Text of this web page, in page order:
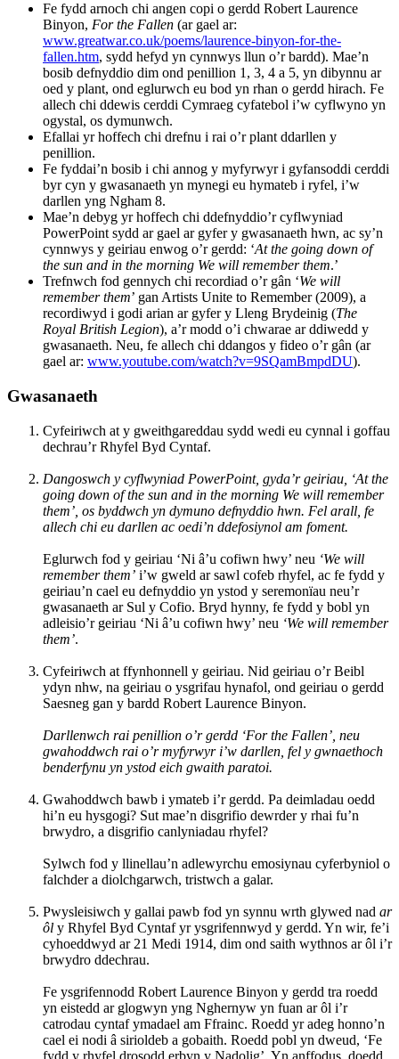
Fe fydd arnoch chi angen copi o gerdd Robert Laurence
Binyon, For the Fallen (ar gael ar:
www.greatwar.co.uk/poems/laurence-binyon-for-the-
fallen.htm, sydd hefyd yn cynnwys llun o’r bardd). Mae’n
bosib defnyddio dim ond penillion 1, 3, 4 a 5, yn dibynnu ar
oed y plant, ond eglurwch eu bod yn rhan o gerdd hirach. Fe
allech chi ddewis cerddi Cymraeg cyfatebol i’w cyflwyno yn
ogystal, os dymunwch.
Efallai yr hoffech chi drefnu i rai o’r plant ddarllen y
penillion.
Fe fyddai’n bosib i chi annog y myfyrwyr i gyfansoddi cerddi
byr cyn y gwasanaeth yn mynegi eu hymateb i ryfel, i’w
darllen yng Ngham 8.
Mae’n debyg yr hoffech chi ddefnyddio’r cyflwyniad
PowerPoint sydd ar gael ar gyfer y gwasanaeth hwn, ac sy’n
cynnwys y geiriau enwog o’r gerdd: ‘At the going down of
the sun and in the morning We will remember them.’
Trefnwch fod gennych chi recordiad o’r gân ‘We will
remember them’ gan Artists Unite to Remember (2009), a
recordiwyd i godi arian ar gyfer y Lleng Brydeinig (The
Royal British Legion), a’r modd o’i chwarae ar ddiwedd y
gwasanaeth. Neu, fe allech chi ddangos y fideo o’r gân (ar
gael ar: www.youtube.com/watch?v=9SQamBmpdDU).
Gwasanaeth
Cyfeiriwch at y gweithgareddau sydd wedi eu cynnal i goffau
dechrau’r Rhyfel Byd Cyntaf.
Dangoswch y cyflwyniad PowerPoint, gyda’r geiriau, ‘At the
going down of the sun and in the morning We will remember
them’, os byddwch yn dymuno defnyddio hwn. Fel arall, fe
allech chi eu darllen ac oedi’n ddefosiynol am foment.
Eglurwch fod y geiriau ‘Ni â’u cofiwn hwy’ neu ‘We will
remember them’ i’w gweld ar sawl cofeb rhyfel, ac fe fydd y
geiriau’n cael eu defnyddio yn ystod y seremonïau neu’r
gwasanaeth ar Sul y Cofio. Bryd hynny, fe fydd y bobl yn
adleisio’r geiriau ‘Ni â’u cofiwn hwy’ neu ‘We will remember
them’.
Cyfeiriwch at ffynhonnell y geiriau. Nid geiriau o’r Beibl
ydyn nhw, na geiriau o ysgrifau hynafol, ond geiriau o gerdd
Saesneg gan y bardd Robert Laurence Binyon.
Darllenwch rai penillion o’r gerdd ‘For the Fallen’, neu
gwahoddwch rai o’r myfyrwyr i’w darllen, fel y gwnaethoch
benderfynu yn ystod eich gwaith paratoi.
Gwahoddwch bawb i ymateb i’r gerdd. Pa deimladau oedd
hi’n eu hysgogi? Sut mae’n disgrifio dewrder y rhai fu’n
brwydro, a disgrifio canlyniadau rhyfel?
Sylwch fod y llinellau’n adlewyrchu emosiynau cyferbyniol o
falchder a diolchgarwch, tristwch a galar.
Pwysleisiwch y gallai pawb fod yn synnu wrth glywed nad ar
ôl y Rhyfel Byd Cyntaf yr ysgrifennwyd y gerdd. Yn wir, fe’i
cyhoeddwyd ar 21 Medi 1914, dim ond saith wythnos ar ôl i’r
brwydro ddechrau.
Fe ysgrifennodd Robert Laurence Binyon y gerdd tra roedd
yn eistedd ar glogwyn yng Nghernyw yn fuan ar ôl i’r
catrodau cyntaf ymadael am Ffrainc. Roedd yr adeg honno’n
cael ei nodi â sirioldeb a gobaith. Roedd pobl yn dweud, ‘Fe
fydd y rhyfel drosodd erbyn y Nadolig’. Yn anffodus, doedd